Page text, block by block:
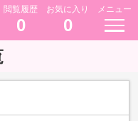
閲覧履歴
0
お気に入り
0
メニュー